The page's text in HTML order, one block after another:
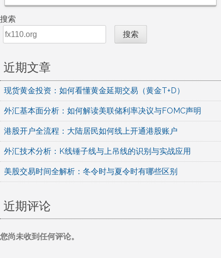
搜索
搜索
近期文章
现货黄金投资：如何看懂黄金延期交易（黄金T+D）
外汇基本面分析：如何解读美联储利率决议与FOMC声明
港股开户全流程：大陆居民如何线上开通港股账户
外汇技术分析：K线锤子线与上吊线的识别与实战应用
美股交易时间全解析：冬令时与夏令时有哪些区别
近期评论
您尚未收到任何评论。